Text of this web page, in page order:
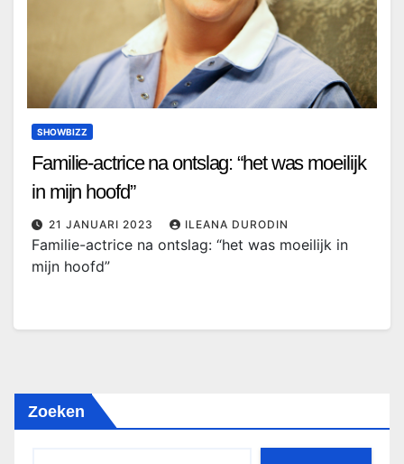
SHOWBIZZ
Familie-actrice na ontslag: “het was moeilijk
in mijn hoofd”
21 JANUARI 2023 ILEANA DURODIN
Familie-actrice na ontslag: “het was moeilijk in
mijn hoofd”
Zoeken